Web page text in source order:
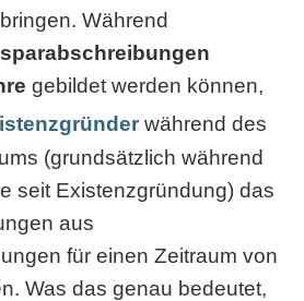
Während
gebildet werden können,
während des
(grundsätzlich während
seit Existenzgründung) das
aus
für einen Zeitraum von
Was das genau bedeutet,